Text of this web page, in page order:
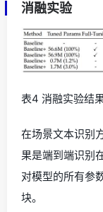
消融实验
表4 消融实验结
在场景文本识别
果是端到端识别
对模型的所有参
块。